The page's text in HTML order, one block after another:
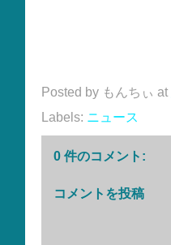
Posted by もんちぃ at
Labels: ニュース
0 件のコメント:
コメントを投稿